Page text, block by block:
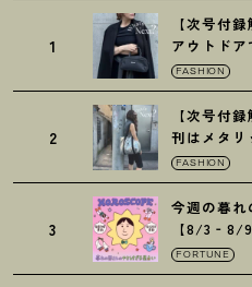
1
【次号付
アウトドア
トの黒ショ
FASHION
2
【次号付
刊はメタリ
の保冷バッグ
FASHION
3
今週の暮れ
【8/3‐8/9
FORTUNE